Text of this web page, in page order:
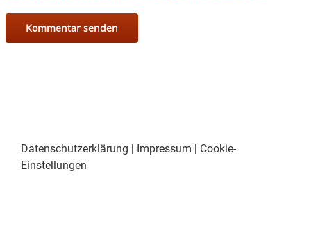
Datenschutzerklärung | Impressum | Cookie-
Einstellungen